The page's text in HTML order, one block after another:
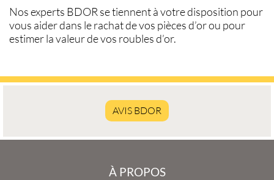
Nos experts BDOR se tiennent à votre disposition pour
vous aider dans lerachat de vos pièces d’orou pour
estimer la valeur de vos roubles d’or.
AVIS BDOR
À PROPOS